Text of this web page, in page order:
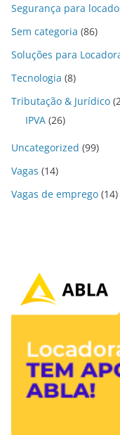
Segurança para
Sem categoria (86)
Soluções para
Tecnologia (8)
Tributação & Jurídico
IPVA (26)
Uncategorized (99)
Vagas (14)
Vagas de emprego (14)